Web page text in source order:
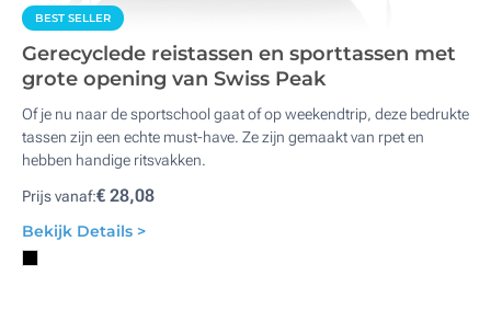
BEST SELLER
Gerecyclede reistassen en sporttassen met
grote opening van Swiss Peak
Of je nu naar de sportschool gaat of op weekendtrip, deze bedrukte
tassen zijn een echte must-have. Ze zijn gemaakt van rpet en
hebben handige ritsvakken.
Prijs vanaf:€ 28,08
Bekijk Details >